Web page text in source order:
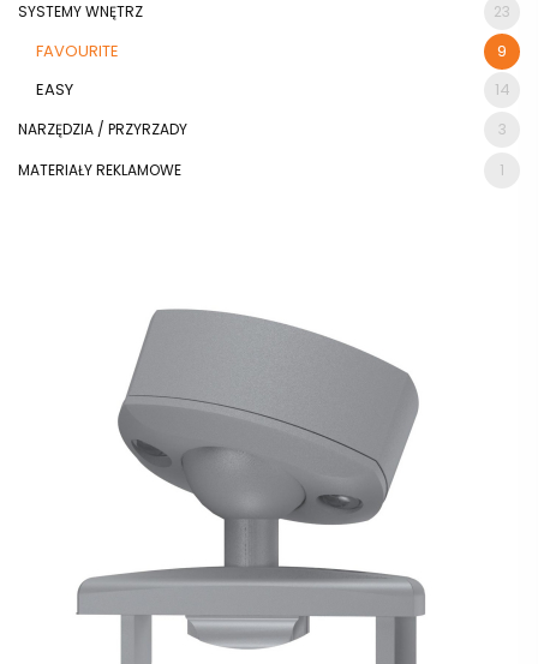
SYSTEMY WNĘTRZ
23
FAVOURITE
9
EASY
14
NARZĘDZIA / PRZYRZADY
3
MATERIAŁY REKLAMOWE
1